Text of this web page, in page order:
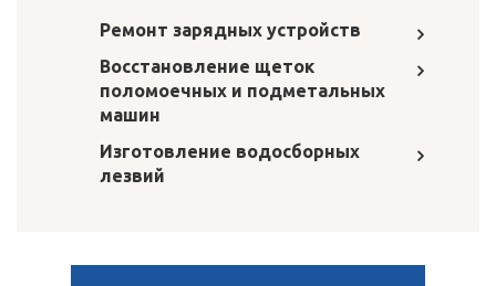
Ремонт зарядных устройств
Восстановление щеток
поломоечных и подметальных
машин
Изготовление водосборных
лезвий